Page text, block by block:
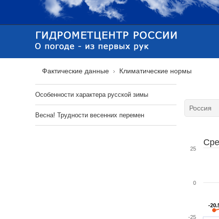
Фактические данные Климатические нормы
--
-25
0
25
Особенности характера русской зимы
Весна! Трудности весенних перемен